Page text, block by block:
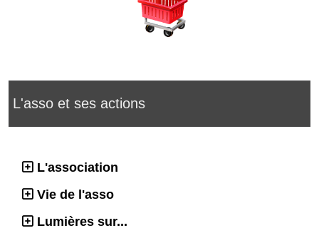
L'asso et ses actions
L'association
Vie de l'asso
Lumières sur...